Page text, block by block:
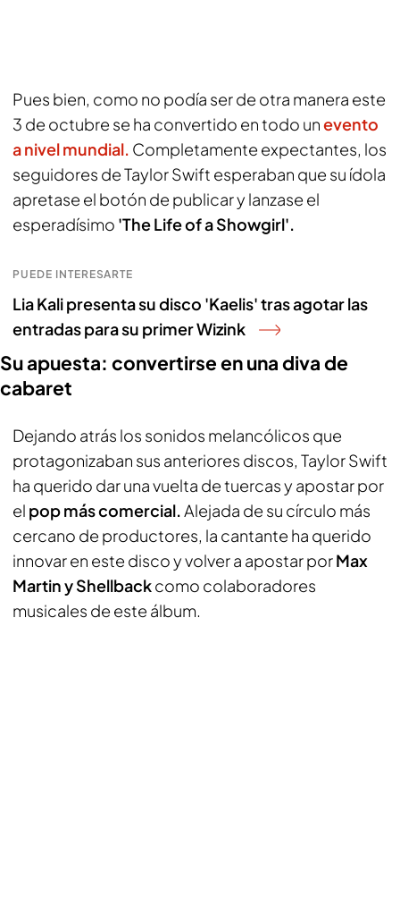
Pues bien, como no podía ser de otra manera este
3 de octubre se ha convertido en todo unevento
a nivel mundial. Completamente expectantes, los
seguidores de Taylor Swift esperaban que su ídola
apretase el botón de publicar y lanzase el
esperadísimo 'The Life of a Showgirl'.
PUEDE INTERESARTE
Lia Kali presenta su disco 'Kaelis' tras agotar las
entradas para su primer Wizink
Su apuesta: convertirse en una diva de
cabaret
Dejando atrás los sonidos melancólicos que
protagonizaban sus anteriores discos, Taylor Swift
ha querido dar una vuelta de tuercas y apostar por
el pop más comercial.Alejada de su círculo más
cercano de productores, la cantante ha querido
innovar en este disco y volver a apostar porMax
Martin y Shellbackcomo colaboradores
musicales de este álbum.